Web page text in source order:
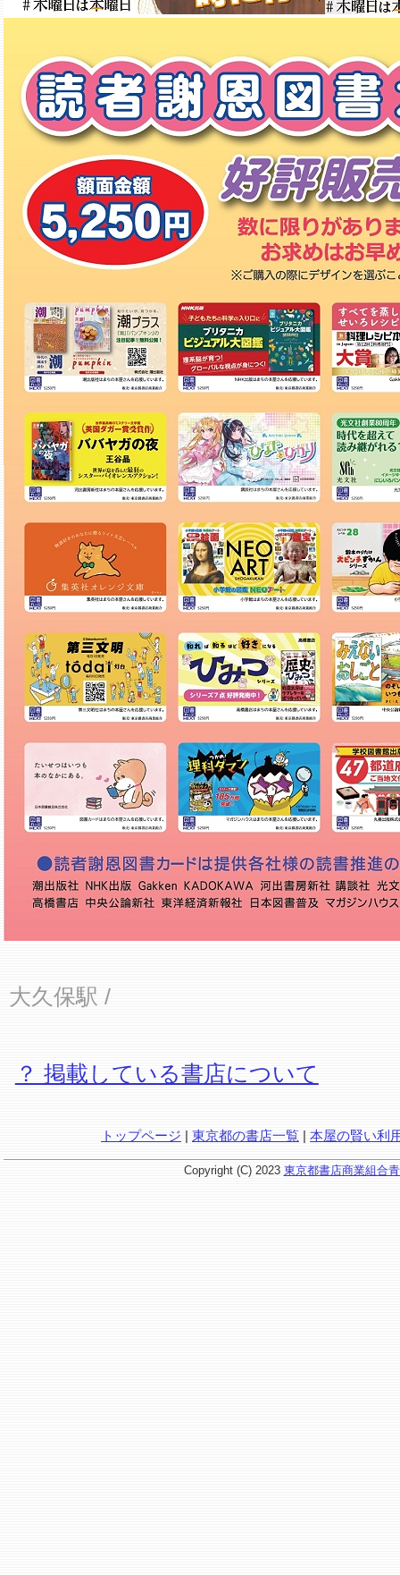
大久保駅 /
？ 掲載している書店について
トップページ | 東京都の書店一覧 | 本屋の賢い利
Copyright (C) 2023 東京都書店商業組合